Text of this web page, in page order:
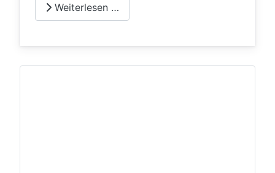
Weiterlesen …